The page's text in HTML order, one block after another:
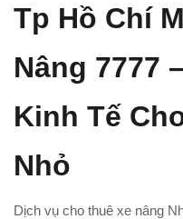
Tp Hồ Chí
Nâng 7777
Kinh Tế
Nhỏ
Dịch vụ cho thuê xe nâng